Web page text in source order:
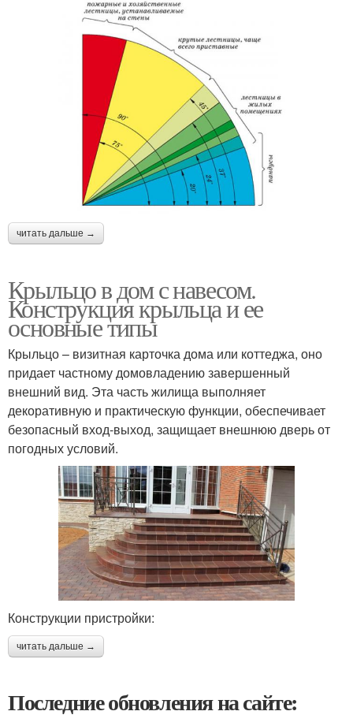
читать дальше →
Крыльцо в дом с навесом.
Конструкция крыльца и ее
основные типы
Крыльцо – визитная карточка дома или коттеджа, оно
придает частному домовладению завершенный
внешний вид. Эта часть жилища выполняет
декоративную и практическую функции, обеспечивает
безопасный вход-выход, защищает внешнюю дверь от
погодных условий.
Конструкции пристройки:
читать дальше →
Последние обновления на сайте: